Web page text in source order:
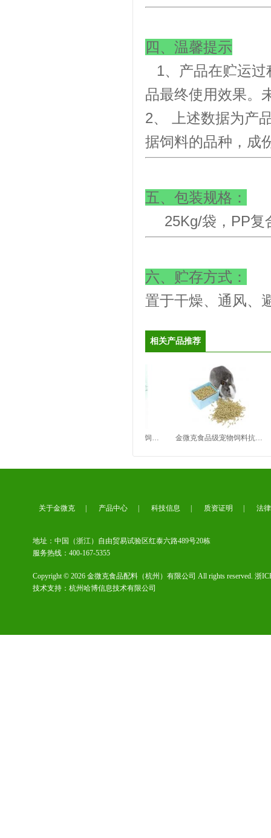
金微克关于产品极限词失效协
四、温馨提示
1、产品在贮运
品最终使用效果。
2、 上述数据为产
据饲料的品种，成
五、包装规格：
25Kg/袋，PP复
六、贮存方式：
置于干燥、通风、
相关产品推荐
金菌克生物食品级家畜饲料抗氧化剂（Ⅴ型） 金微克食品级宠物饲料抗氧化剂（Ⅵ型）
关于金微克 产品中心 科技信息 质资证明 法
地址：中国（浙江）自由贸易试验区红泰六路489号20栋
服务热线：400-167-5355
Copyright © 2026 金微克食品配料（杭州）有限公司 All rights reserved. 浙
技术支持： 杭州哈博信息技术有限公司